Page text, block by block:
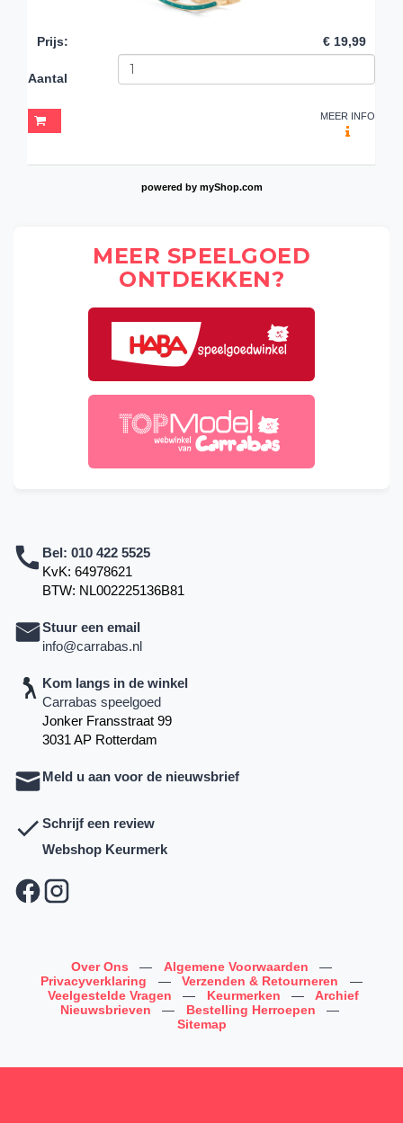
Prijs: € 19,99
Aantal
MEER INFO
powered by myShop.com
MEER SPEELGOED
ONTDEKKEN?
Bel: 010 422 5525
KvK: 64978621
BTW: NL002225136B81
Stuur een email
info@carrabas.nl
Kom langs in de winkel
Carrabas speelgoed
Jonker Fransstraat 99
3031 AP Rotterdam
Meld u aan voor de nieuwsbrief
Schrijf een review
Webshop Keurmerk
Over Ons — Algemene Voorwaarden
—
Privacyverklaring
— Verzenden & Retourneren
—
Veelgestelde Vragen
— Keurmerken —
Archief
Nieuwsbrieven
— Bestelling Herroepen
—
Sitemap